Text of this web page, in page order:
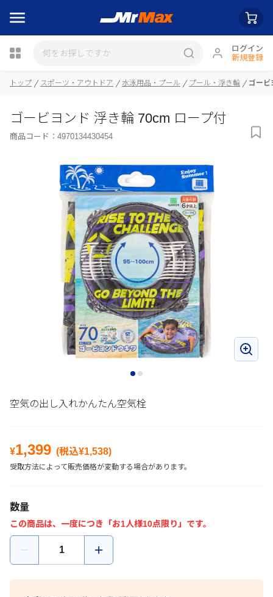
ログイン
新規登録
瓶詰
トップ スポーツ・アウトドア 水泳用品・プール プール・浮き輪 ゴービ
ゴービヨンド 浮き輪 70cm ロープ付
商品コード： 4970134430454
空気の出し入れかんたん空気栓
¥1,399 (税込¥1,538)
受取方法によって販売価格が変動する場合があります。
数量
この商品は、一度につき「お1人様10点限り」です。